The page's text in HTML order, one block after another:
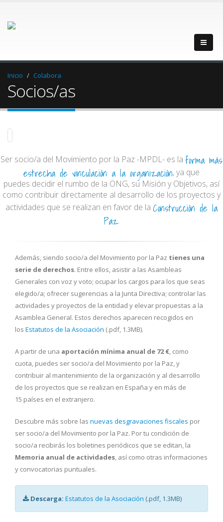
Inicio Colabora
Socios/as
Ser socio/a del Movimiento por la Paz -MPDL- es la forma más
estrecha de vinculación a la organización, ya que
puedes decidir el rumbo de la ONG, su Misión y Objetivos, así
como contribuir directamente al desarrollo de los proyectos y
actividades que se realizan en favor de la Construcción de la
Paz.
Además, siendo socio/a del Movimiento por la Paz tienes una
serie de derechos. Entre ellos, asistir a las Asambleas
Generales con voz y voto; ocupar los cargos para los que seas
elegido/a; ofrecer sugerencias a la Junta Directiva; controlar las
actividades y proyectos de la entidad y elevar propuestas a la
Asamblea General. Estos derechos aparecen recogidos en
los Estatutos de la Asociación (.pdf, 1.3MB).
A partir de una aportación mínima anual de 72 €, como
cuota, puedes ser socio/a del Movimiento por la Paz, y
contribuir al mantenimiento de la organización y al desarrollo
de los proyectos que se realizan en España y en más de
15 países en el extranjero.
Descubre más sobre las nuevas desgravaciones fiscales por
ser socio/a del Movimiento por la Paz. Por tu condición de
socio/a recibirás los boletines periódicos que se editan, la
Memoria anual de actividades, así como otras informaciones
y convocatorias puntuales.
Descarga: Estatutos de la Asociación (.pdf, 1.3MB)